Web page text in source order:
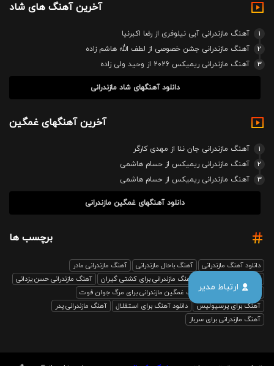
ارتباط مدیر
آخرین آهنگ های شاد
1
آهنگ مازندرانی آبی نیلوفری از رضا اکبرنیا
2
آهنگ مازندرانی جشن خصوصی از لطف الله هاشم زاده
3
آهنگ مازندرانی ریمیکس 2026 از وحید ولی زاده
دانلود آهنگهای شاد مازندرانی
آخرین آهنگهای غمگین
1
آهنگ مازندرانی جان ننا از مهدی کارگر
2
آهنگ مازندرانی ریمیکس از حسام هاشمی
3
آهنگ مازندرانی ریمیکس از حسام هاشمی
دانلود آهنگهای غمگین مازندرانی
برچسب ها
دانلود آهنگ مازندرانی آهنگ باحال مازندرانی
آهنگ مازندرانی مادر
آهنگ مازندرانی برای کشتی گیران
آهنگ مازندرانی حسن یزدانی
بابل صدا ریمیکس
آهنگ غمگین مازندرانی برای مرگ جوان فوت
آهنگ برای پرسپولیس
دانلود آهنگ برای استقلال
آهنگ مازندرانی پدر
آهنگ مازندرانی برای سرباز